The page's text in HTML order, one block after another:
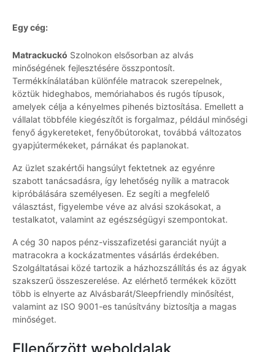
Egy cég:
Matrackuckó Szolnokon elsősorban az alvás
minőségének fejlesztésére összpontosít.
Termékkínálatában különféle matracok szerepelnek,
köztük hideghabos, memóriahabos és rugós típusok,
amelyek célja a kényelmes pihenés biztosítása. Emellett a
vállalat többféle kiegészítőt is forgalmaz, például minőségi
fenyő ágykereteket, fenyőbútorokat, továbbá változatos
gyapjútermékeket, párnákat és paplanokat.
Az üzlet szakértői hangsúlyt fektetnek az egyénre
szabott tanácsadásra, így lehetőség nyílik a matracok
kipróbálására személyesen. Ez segíti a megfelelő
választást, figyelembe véve az alvási szokásokat, a
testalkatot, valamint az egészségügyi szempontokat.
A cég 30 napos pénz-visszafizetési garanciát nyújt a
matracokra a kockázatmentes vásárlás érdekében.
Szolgáltatásai közé tartozik a házhozszállítás és az ágyak
szakszerű összeszerelése. Az elérhető termékek között
több is elnyerte az Alvásbarát/Sleepfriendly minősítést,
valamint az ISO 9001-es tanúsítvány biztosítja a magas
minőséget.